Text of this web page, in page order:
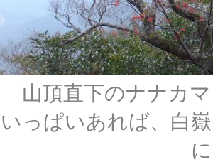
山頂直下のナナカ
っぱいあれば、白